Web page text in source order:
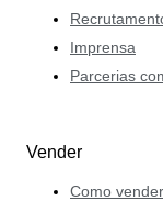
Imprensa
Parcerias
Vender
Como vender